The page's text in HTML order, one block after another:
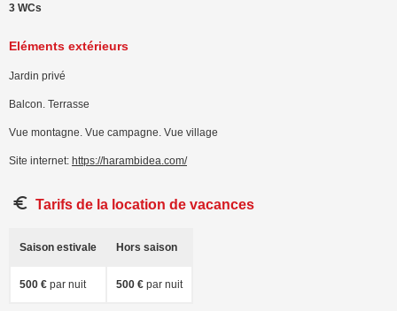
3 WCs
Eléments extérieurs
Jardin privé
Balcon. Terrasse
Vue montagne. Vue campagne. Vue village
Site internet: https://harambidea.com/
Tarifs de la location de vacances
Saison estivale Hors saison
500 € par nuit 500 € par nuit